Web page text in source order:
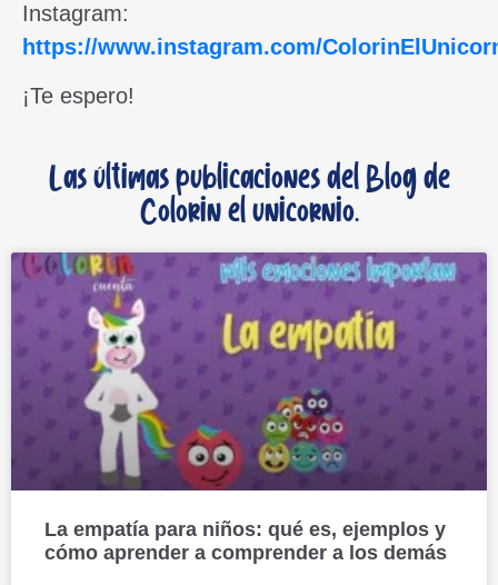
Instagram:
https://www.instagram.com/
¡Te espero!
Las últimas publicaciones del Blog de
Colorin el unicornio.
La empatía para niños: qué es, ejemplos y
cómo aprender a comprender a los demás